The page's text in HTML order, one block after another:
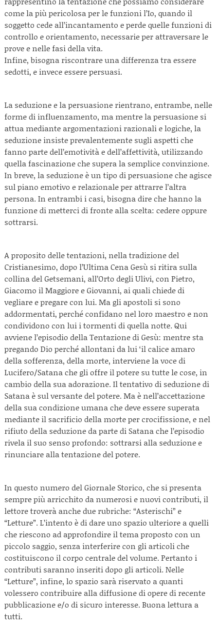
come la più pericolosa per le funzioni l’Io, quando il
soggetto cede all’incantamento e perde quelle funzioni di
controllo e orientamento, necessarie per attraversare le
prove e nelle fasi della vita.
Infine, bisogna riscontrare una differenza tra essere
sedotti, e invece essere persuasi.
La seduzione e la persuasione rientrano, entrambe, nelle
forme di influenzamento, ma mentre la persuasione si
attua mediante argomentazioni razionali e logiche, la
seduzione insiste prevalentemente sugli aspetti che
fanno parte dell’emotività e dell’affettività, utilizzando
quella fascinazione che supera la semplice convinzione.
In breve, la seduzione è un tipo di persuasione che agisce
sul piano emotivo e relazionale per attrarre l’altra
persona. In entrambi i casi, bisogna dire che hanno la
funzione di metterci di fronte alla scelta: cedere oppure
sottrarsi.
A proposito delle tentazioni, nella tradizione del
Cristianesimo, dopo l’Ultima Cena Gesù si ritira sulla
collina del Getsemani, all’Orto degli Ulivi, con Pietro,
Giacomo il Maggiore e Giovanni, ai quali chiede di
vegliare e pregare con lui. Ma gli apostoli si sono
addormentati, perché confidano nel loro maestro e non
condividono con lui i tormenti di quella notte. Qui
avviene l’episodio della Tentazione di Gesù: mentre sta
pregando Dio perché allontani da lui ‘il calice amaro
della sofferenza, della morte, interviene la voce di
Lucifero/Satana che gli offre il potere su tutte le cose, in
cambio della sua adorazione. Il tentativo di seduzione di
Satana è sul versante del potere. Ma è nell’accettazione
della sua condizione umana che deve essere superata
mediante il sacrificio della morte per crocifissione, e nel
rifiuto della seduzione da parte di Satana che l’episodio
rivela il suo senso profondo: sottrarsi alla seduzione e
rinunciare alla tentazione del potere.
In questo numero del Giornale Storico, che si presenta
sempre più arricchito da numerosi e nuovi contributi, il
lettore troverà anche due rubriche: “Asterischi” e
“Letture”. L’intento è di dare uno spazio ulteriore a quelli
che riescono ad approfondire il tema proposto con un
piccolo saggio, senza interferire con gli articoli che
costituiscono il corpo centrale del volume. Pertanto i
contributi saranno inseriti dopo gli articoli. Nelle
“Letture”, infine, lo spazio sarà riservato a quanti
volessero contribuire alla diffusione di opere di recente
pubblicazione e/o di sicuro interesse. Buona lettura a
tutti.